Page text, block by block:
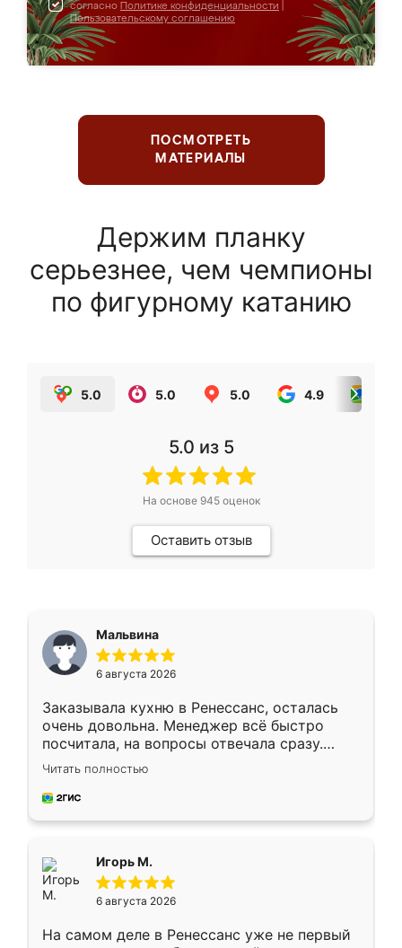
согласно Политике конфиденциальности
Пользовательскому соглашению
ПОСМОТРЕТЬ
МАТЕРИАЛЫ
Держим планку
серьезнее, чем чемпионы
по фигурному катанию
5.0 5.0 5.0 4.9
5.0 из 5
На основе 945оценок
Оставить отзыв
Мальвина
6 августа 2026
Заказывала кухню в Ренессанс, осталась
очень довольна. Менеджер всё быстро
посчитала, на вопросы отвечала сразу.
Замерщик приехал в субботу, подошёл к
делу со всей ответственностью. Собрали
за день, ребята работали аккуратно, даже
Читать полностью
Игорь М.
6 августа 2026
На самом деле в Ренессанс уже не первый